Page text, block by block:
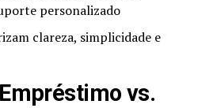
personalizado
clareza, simplicidade e
vs.